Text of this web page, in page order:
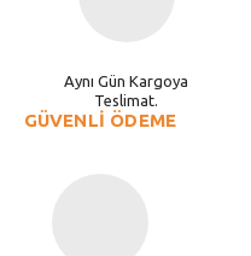
Aynı Gün Kargoya
Teslimat.
GÜVENLİ ÖDEME